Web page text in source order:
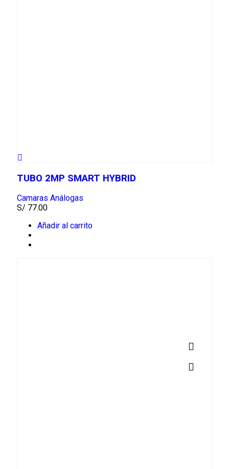
TUBO 2MP SMART HYBRID
Camaras Análogas
S/ 77.00
Añadir al carrito